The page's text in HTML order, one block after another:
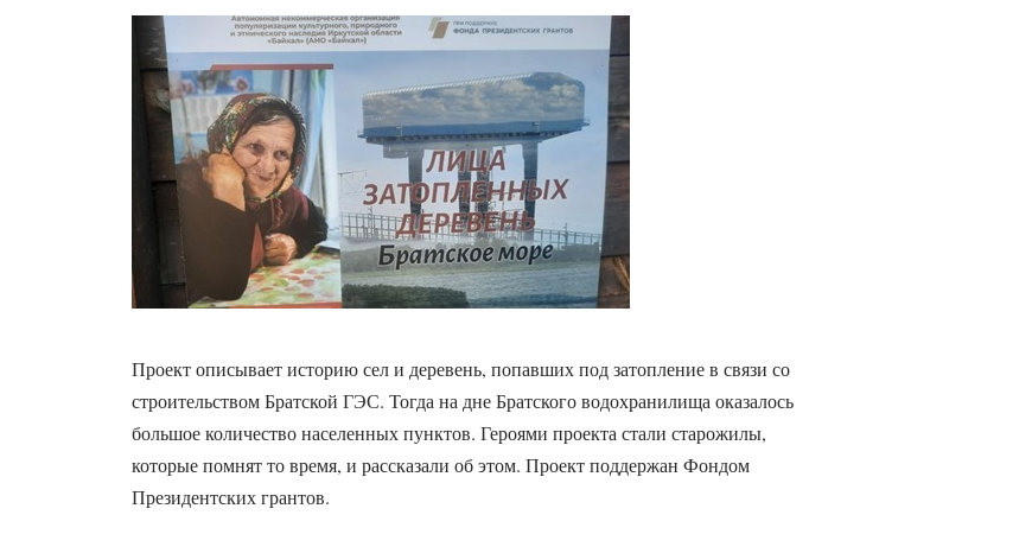
Проект описывает историю сел и деревень, попавших под затопление в связи со
строительством Братской ГЭС. Тогда на дне Братского водохранилища оказалось
большое количество населенных пунктов. Героями проекта стали старожилы,
которые помнят то время, и рассказали об этом. Проект поддержан Фондом
Президентских грантов.